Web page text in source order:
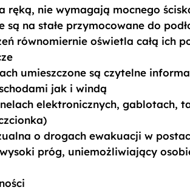
ręką, nie wymagają mocnego
są na stałe przymocowane do
równomiernie oświetla całą ich
umieszczone są czytelne
jak i windą
elektronicznych, gablotach,
o drogach ewakuacji w
próg, uniemożliwiający